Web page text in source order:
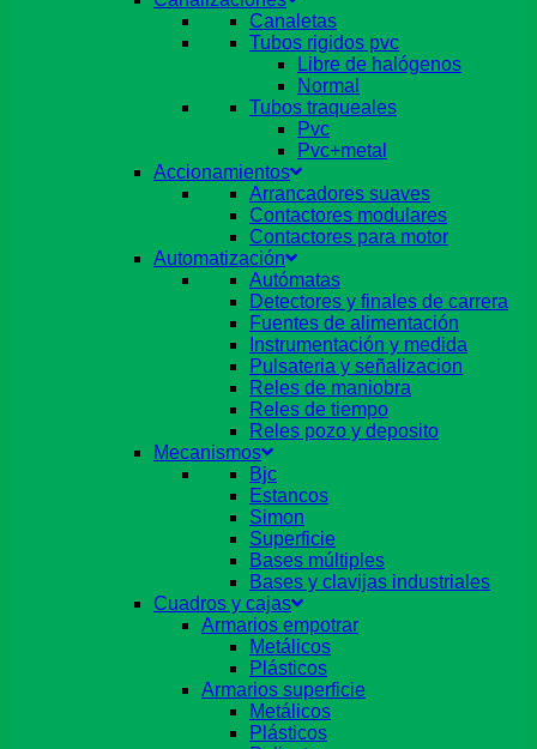
Canaletas
Tubos rigidos pvc
Libre de halógenos
Normal
Tubos traqueales
Pvc
Pvc+metal
Accionamientos
Arrancadores suaves
Contactores modulares
Contactores para motor
Automatización
Autómatas
Detectores y finales de carrera
Fuentes de alimentación
Instrumentación y medida
Pulsateria y señalizacion
Reles de maniobra
Reles de tiempo
Reles pozo y deposito
Mecanismos
Bjc
Estancos
Simon
Superficie
Bases múltiples
Bases y clavijas industriales
Cuadros y cajas
Armarios empotrar
Metálicos
Plásticos
Armarios superficie
Metálicos
Plásticos